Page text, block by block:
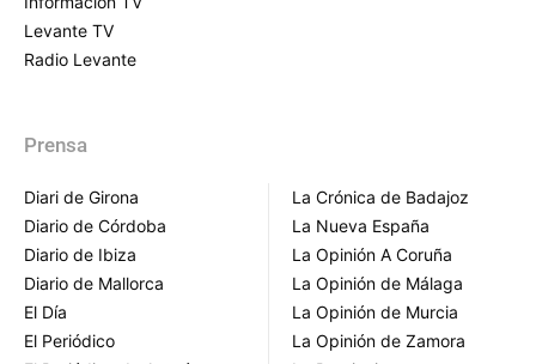
Levante TV
Radio Levante
Prensa
Diari de Girona
Diario de Córdoba
Diario de Ibiza
Diario de Mallorca
El Día
El Periódico
La Crónica de Badajoz
La Nueva España
La Opinión A Coruña
La Opinión de Málaga
La Opinión de Murcia
La Opinión de Zamora